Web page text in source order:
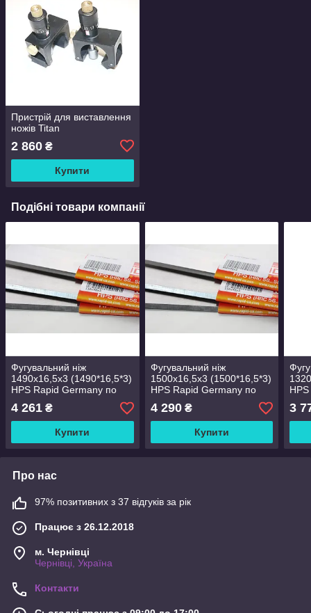
Пристрій для виставлення
ножів Titan
2 860 ₴
Купити
Подібні товари компанії
Фугувальний ніж
1490х16,5х3 (1490*16,5*3)
HPS Rapid Germany по
дереву
4 261 ₴
Купити
Фугувальний ніж
1500х16,5х3 (1500*16,5*3)
HPS Rapid Germany по
дереву
4 290₴
Купити
3
Про нас
97% позитивних з 37 відгуків за рік
Працює з 26.12.2018
м. Чернівці
Чернівці, Україна
Контакти